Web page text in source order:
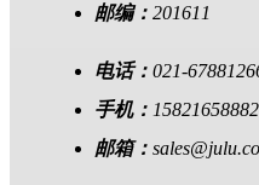
邮编： 201611
电话： 021-
手机： 15821658882
邮箱：